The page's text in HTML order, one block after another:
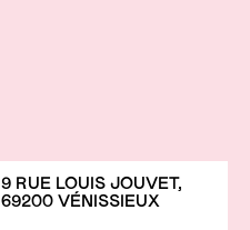
9 RUE LOUIS JOUVET,
69200 VÉNISSIEUX